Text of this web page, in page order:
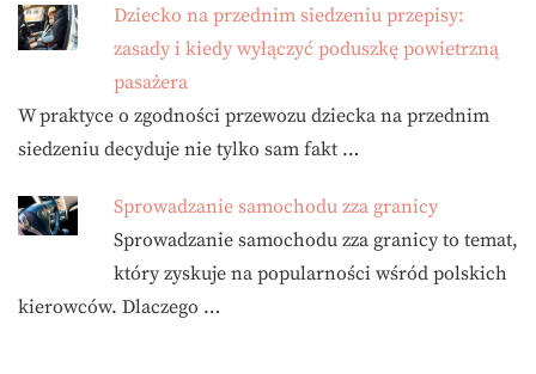
Dziecko na przednim siedzeniu przepisy:
zasady i kiedy wyłączyć poduszkę powietrzną
pasażera
W praktyce o zgodności przewozu dziecka na przednim
siedzeniu decyduje nie tylko sam fakt …
Sprowadzanie samochodu zza granicy
Sprowadzanie samochodu zza granicy to temat,
który zyskuje na popularności wśród polskich
kierowców. Dlaczego …